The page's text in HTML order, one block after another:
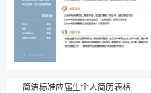
简洁标准应届生个人简历表格